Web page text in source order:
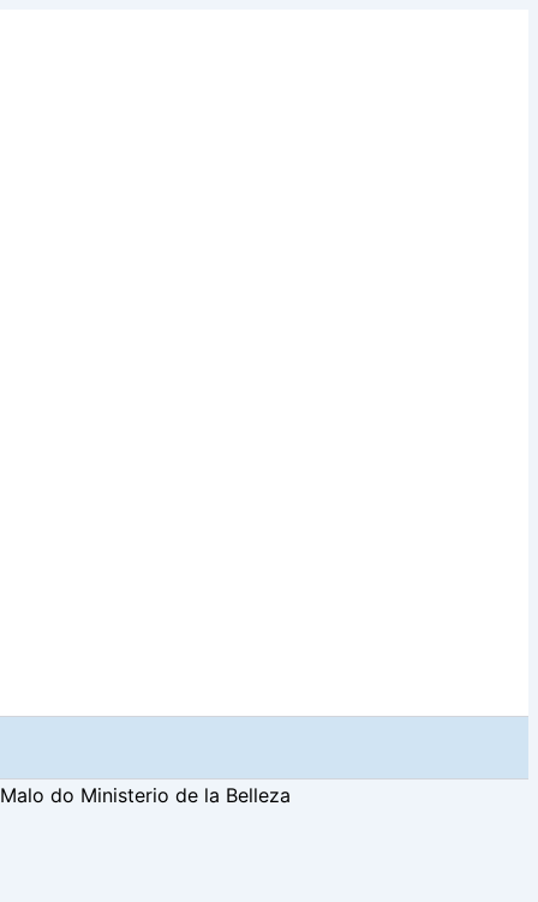
do Ministerio de la Belleza